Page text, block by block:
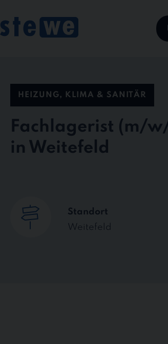
content
HEIZUNG, KLIMA & SANITÄR
Fachlagerist
in Weitefeld
Standort
Weitefeld